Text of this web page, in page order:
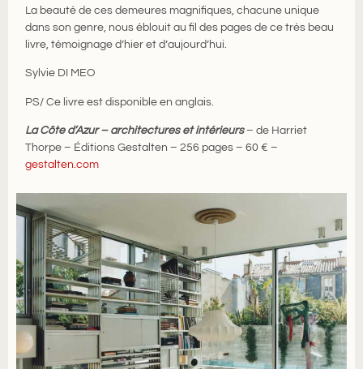
La beauté de ces demeures magnifiques, chacune unique
dans son genre, nous éblouit au fil des pages de ce très beau
livre, témoignage d’hier et d’aujourd’hui.
Sylvie DI MEO
PS/ Ce livre est disponible en anglais.
La Côte d’Azur – architectures et intérieurs– de Harriet
Thorpe – Éditions Gestalten – 256 pages – 60 € –
gestalten.com